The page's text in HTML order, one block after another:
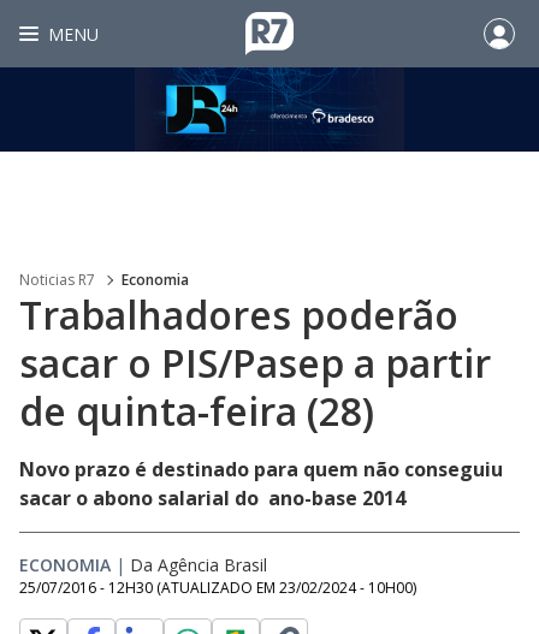
MENU
Noticias R7 Economia
Trabalhadores poderão
sacar o PIS/Pasep a partir
de quinta-feira (28)
Novo prazo é destinado para quem não conseguiu
sacar o abono salarial do ano-base 2014
ECONOMIA | Da Agência Brasil
25/07/2016 - 12H30 (ATUALIZADO EM 23/02/2024 - 10H00)